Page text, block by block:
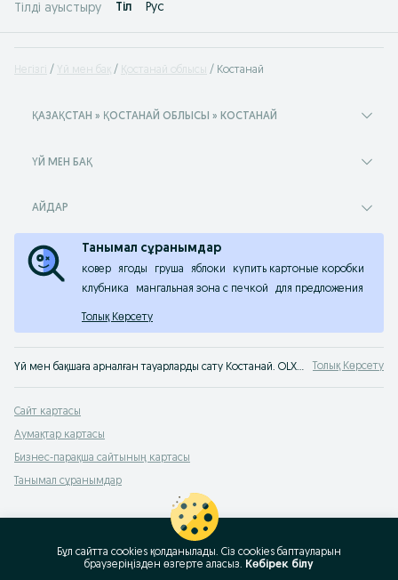
Тілді ауыстыру Tіл Рус
Негізгі Үй мен бақ Қостанай облысы Костанай
ҚАЗАҚСТАН » ҚОСТАНАЙ ОБЛЫСЫ » КОСТАНАЙ
ҮЙ МЕН БАҚ
АЙДАР
Танымал сұранымдар
ковер ягоды груша яблоки
купить картоные коробки
клубника
мангальная зона с печкой для предложения
Толық Көрсету
Үй мен бақшаға арналған тауарларды сату Костанай. OLX хабарландырулар сервисінен б/қ үйге арналған тауарларды тез әрі оңай сатып алуға болады. Үй мен бақшаға арналған тек ең жақсы тауарларды OLX Костанай сервисінен сатып ал! Толық Көрсету
Сайт картасы
Аумақтар картасы
Бизнес-парақша сайтының картасы
Танымал сұранымдар
Бұл сайтта cookies қолданылады. Сіз cookies баптауларын
браузеріңізден өзгерте аласыз. Көбірек білу